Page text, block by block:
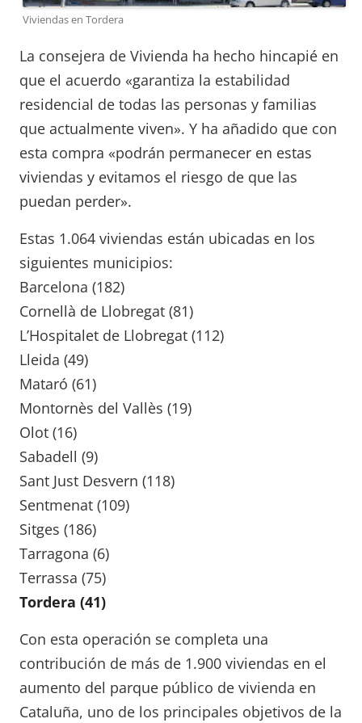
Viviendas en Tordera
La consejera de Vivienda ha hecho hincapié en
que el acuerdo «garantiza la estabilidad
residencial de todas las personas y familias
que actualmente viven». Y ha añadido que con
esta compra «podrán permanecer en estas
viviendas y evitamos el riesgo de que las
puedan perder».
Estas 1.064 viviendas están ubicadas en los
siguientes municipios:
Barcelona (182)
Cornellà de Llobregat (81)
L’Hospitalet de Llobregat (112)
Lleida (49)
Mataró (61)
Montornès del Vallès (19)
Olot (16)
Sabadell (9)
Sant Just Desvern (118)
Sentmenat (109)
Sitges (186)
Tarragona (6)
Terrassa (75)
Tordera (41)
Con esta operación se completa una
contribución de más de 1.900 viviendas en el
aumento del parque público de vivienda en
Cataluña, uno de los principales objetivos de la